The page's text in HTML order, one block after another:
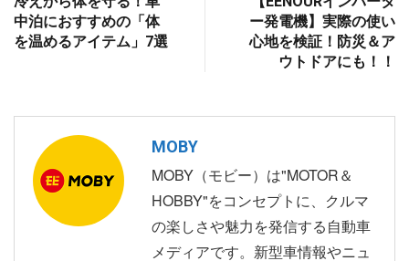
中泊におすすめの「体
を温めるアイテム」7選
ー発電機】実際の使い
心地を検証！防災＆ア
ウトドアにも！！
MOBY
MOBY（モビー）は"MOTOR＆
HOBBY"をコンセプトに、クルマ
の楽しさや魅力を発信する自動車
メディアです。新型車情報やニュ